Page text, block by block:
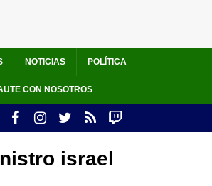
NOTICIAS POLÍTICA
CON NOSOTROS
israel